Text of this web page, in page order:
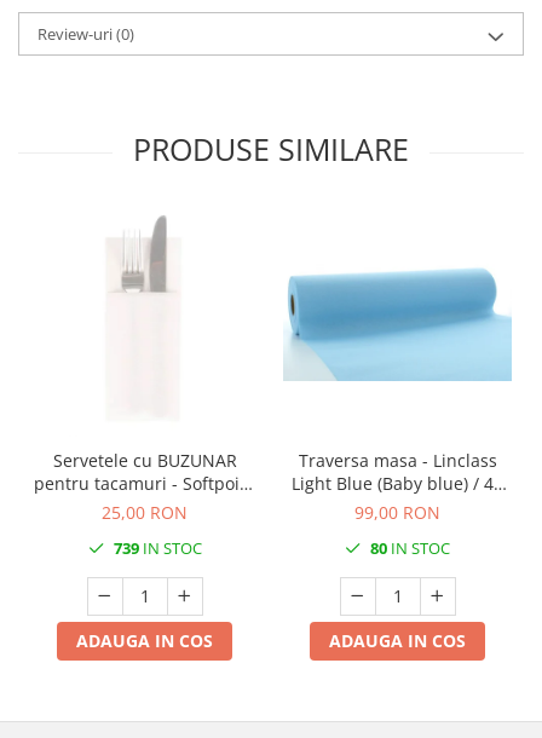
Review-uri(0)
PRODUSE SIMILARE
Servetele cu BUZUNAR
pentru tacamuri - Softpoint
(Alb) / 33 x 40 cm / 50 buc
25,00 RON
739IN STOC
ADAUGA IN COS
Traversa masa - Linclass
Light Blue (Baby blue) / 40
cm x 24 m / 1 rola
99,00 RON
80 IN STOC
ADAUGA IN COS